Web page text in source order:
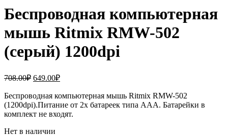
Беспроводная компьютерная
мышь Ritmix RMW-502
(серый) 1200dpi
708.00₽ Первоначальная
составляла
708.00₽.
649.00₽Текущая
649.00₽.
Беспроводная компьютерная мышь Ritmix RMW-502
(1200dpi).Питание от 2х батареек типа ААА. Батарейки в
комплект не входят.
Нет в наличии